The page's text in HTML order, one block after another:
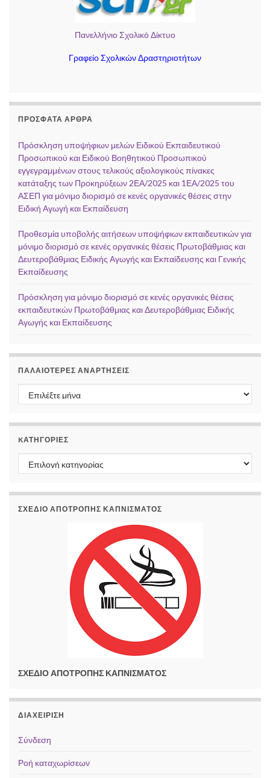
Πανελλήνιο Σχολικό Δίκτυο
Γραφείο Σχολικών Δραστηριοτήτων
ΠΡΌΣΦΑΤΑ ΆΡΘΡΑ
Πρόσκληση υποψήφιων μελών Ειδικού Εκπαιδευτικού
Προσωπικού και Ειδικού Βοηθητικού Προσωπικού
εγγεγραμμένων στους τελικούς αξιολογικούς πίνακες
κατάταξης των Προκηρύξεων 2ΕΑ/2025 και 1ΕΑ/2025 του
ΑΣΕΠ για μόνιμο διορισμό σε κενές οργανικές θέσεις στην
Ειδική Αγωγή και Εκπαίδευση
Προθεσμία υποβολής αιτήσεων υποψήφιων εκπαιδευτικών για
μόνιμο διορισμό σε κενές οργανικές θέσεις Πρωτοβάθμιας και
Δευτεροβάθμιας Ειδικής Αγωγής και Εκπαίδευσης και Γενικής
Εκπαίδευσης
Πρόσκληση για μόνιμο διορισμό σε κενές οργανικές θέσεις
εκπαιδευτικών Πρωτοβάθμιας και Δευτεροβάθμιας Ειδικής
Αγωγής και Εκπαίδευσης
ΠΑΛΑΙΌΤΕΡΕΣ ΑΝΑΡΤΉΣΕΙΣ
Παλαιότερες αναρτήσεις
KΑΤΗΓΟΡΊΕΣ
Kατηγορίες
ΣΧΕΔΙΟ ΑΠΟΤΡΟΠΗΣ ΚΑΠΝΙΣΜΑΤΟΣ
ΣΧΕΔΙΟ ΑΠΟΤΡΟΠΗΣ ΚΑΠΝΙΣΜΑΤΟΣ
ΔΙΑΧΕΊΡΙΣΗ
Σύνδεση
Ροή καταχωρίσεων